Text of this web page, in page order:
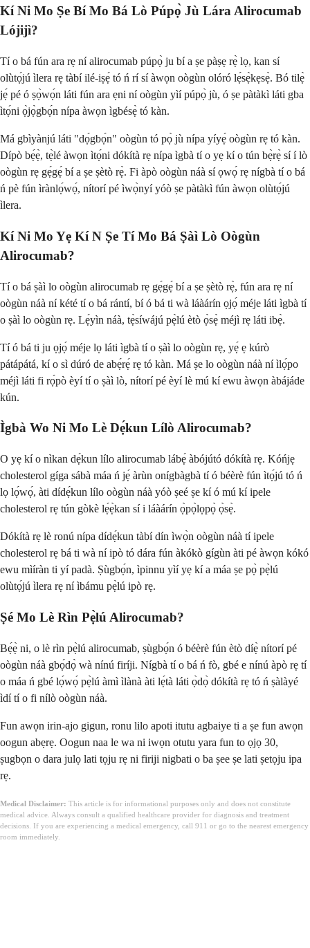
Kí Ni Mo Ṣe Bí Mo Bá Lò Púpọ̀ Jù Lára Alirocumab
Lójijì?
Tí o bá fún ara rẹ ní alirocumab púpọ̀ ju bí a ṣe pàṣẹ rẹ̀ lọ, kan sí
olùtọ́jú ìlera rẹ tàbí ilé-iṣẹ́ tó ń rí sí àwọn oògùn olóró lẹ́sẹ̀kẹsẹ̀. Bó tilẹ̀
jẹ́ pé ó ṣọ̀wọ́n láti fún ara ẹni ní oògùn yìí púpọ̀ jù, ó ṣe pàtàkì láti gba
ìtọ́ni ọ̀jọ̀gbọ́n nípa àwọn ìgbésẹ̀ tó kàn.
Má gbìyànjú láti "dọ́gbọ́n" oògùn tó pọ̀ jù nípa yíyẹ́ oògùn rẹ tó kàn.
Dípò bẹ́ẹ̀, tẹ̀lé àwọn ìtọ́ni dókítà rẹ nípa ìgbà tí o yẹ kí o tún bẹ̀rẹ̀ sí í lò
oògùn rẹ gẹ́gẹ́ bí a ṣe ṣètò rẹ̀. Fi àpò oògùn náà sí ọwọ́ rẹ nígbà tí o bá
ń pè fún ìrànlọ́wọ́, nítorí pé ìwọ̀nyí yóò ṣe pàtàkì fún àwọn olùtọ́jú
ìlera.
Kí Ni Mo Yẹ Kí N Ṣe Tí Mo Bá Ṣàì Lò Oògùn
Alirocumab?
Tí o bá ṣàì lo oògùn alirocumab rẹ gẹ́gẹ́ bí a ṣe ṣètò rẹ̀, fún ara rẹ ní
oògùn náà ní kété tí o bá rántí, bí ó bá ti wà láàárín ọjọ́ méje láti ìgbà tí
o ṣàì lo oògùn rẹ. Lẹ́yìn náà, tẹ̀síwájú pẹ̀lú ètò ọ̀sẹ̀ méjì rẹ láti ibẹ̀.
Tí ó bá ti ju ọjọ́ méje lọ láti ìgbà tí o ṣàì lo oògùn rẹ, yẹ́ ẹ kúrò
pátápátá, kí o sì dúró de abẹ́rẹ́ rẹ tó kàn. Má ṣe lo oògùn náà ní ìlọ́po
méjì láti fi rọ́pò èyí tí o ṣàì lò, nítorí pé èyí lè mú kí ewu àwọn àbájáde
kún.
Ìgbà Wo Ni Mo Lè Dẹ́kun Lílò Alirocumab?
O yẹ kí o nìkan dẹ́kun lílo alirocumab lábẹ́ àbójútó dókítà rẹ. Kóńjẹ
cholesterol gíga sábà máa ń jẹ́ àrùn onígbàgbà tí ó béèrè fún ìtọ́jú tó ń
lọ lọ́wọ́, àti dídẹ́kun lílo oògùn náà yóò ṣeé ṣe kí ó mú kí ipele
cholesterol rẹ tún gòkè lẹ́ẹ̀kan sí i láàárín ọ̀pọ̀lọpọ̀ ọ̀sẹ̀.
Dókítà rẹ lè ronú nípa dídẹ́kun tàbí dín ìwọ̀n oògùn náà tí ipele
cholesterol rẹ bá ti wà ní ipò tó dára fún àkókò gígùn àti pé àwọn kókó
ewu mìíràn ti yí padà. Ṣùgbọ́n, ìpinnu yìí yẹ kí a máa ṣe pọ̀ pẹ̀lú
olùtọ́jú ìlera rẹ ní ìbámu pẹ̀lú ipò rẹ.
Ṣé Mo Lè Rìn Pẹ̀lú Alirocumab?
Bẹ́ẹ̀ ni, o lè rìn pẹ̀lú alirocumab, ṣùgbọ́n ó béèrè fún ètò díẹ̀ nítorí pé
oògùn náà gbọ́dọ̀ wà nínú firíji. Nígbà tí o bá ń fò, gbé e nínú àpò rẹ tí
o máa ń gbé lọ́wọ́ pẹ̀lú àmì ìlànà àti lẹ́tà láti ọ̀dọ̀ dókítà rẹ tó ń ṣàlàyé
ìdí tí o fi nílò oògùn náà.
Fun awọn irin-ajo gigun, ronu lilo apoti itutu agbaiye ti a ṣe fun awọn
oogun abẹrẹ. Oogun naa le wa ni iwọn otutu yara fun to ọjọ 30,
ṣugbọn o dara julọ lati tọju rẹ ni firiji nigbati o ba ṣee ṣe lati ṣetọju ipa
rẹ.
Medical Disclaimer: This article is for informational purposes only and does not constitute
medical advice. Always consult a qualified healthcare provider for diagnosis and treatment
decisions. If you are experiencing a medical emergency, call 911 or go to the nearest emergency
room immediately.